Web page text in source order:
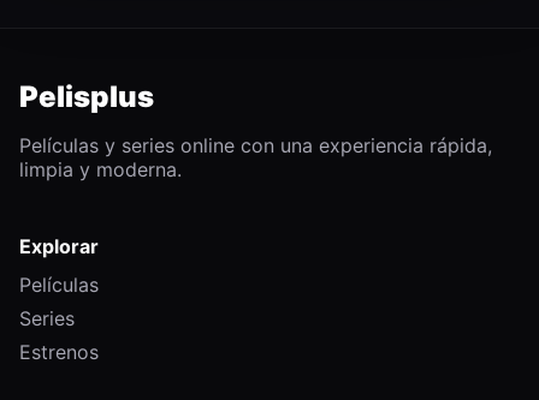
Pelisplus
Películas y series online con una experiencia rápida,
limpia y moderna.
Explorar
Películas
Series
Estrenos